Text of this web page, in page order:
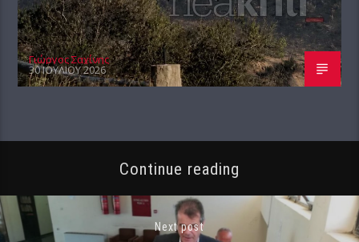
Γιώργος Σαχίνης
30 ΙΟΥΛΊΟΥ 2026
Continue reading
Next post